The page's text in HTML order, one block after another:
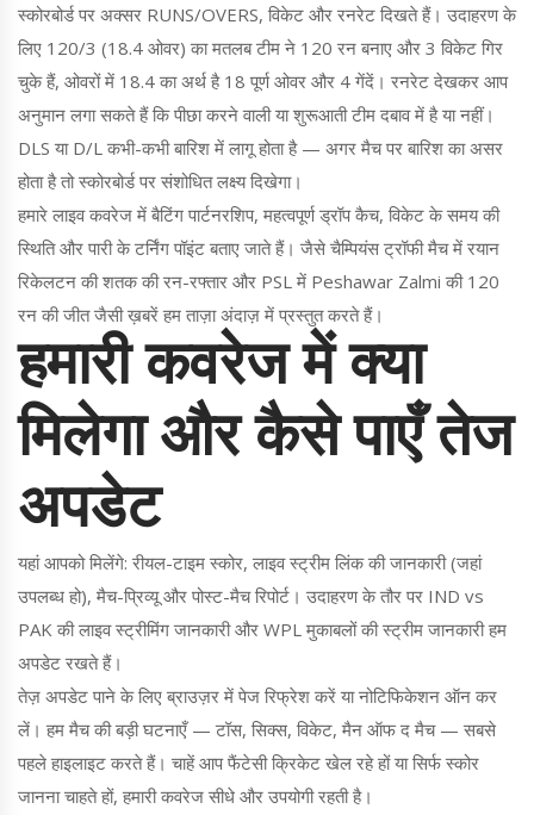
स्कोरबोर्ड पर अक्सर RUNS/OVERS, विकेट और रनरेट दिखते हैं। उदाहरण के
लिए 120/3 (18.4 ओवर) का मतलब टीम ने 120 रन बनाए और 3 विकेट गिर
चुके हैं, ओवरों में 18.4 का अर्थ है 18 पूर्ण ओवर और 4 गेंदें। रनरेट देखकर आप
अनुमान लगा सकते हैं कि पीछा करने वाली या शुरूआती टीम दबाव में है या नहीं।
DLS या D/L कभी-कभी बारिश में लागू होता है — अगर मैच पर बारिश का असर
होता है तो स्कोरबोर्ड पर संशोधित लक्ष्य दिखेगा।
हमारे लाइव कवरेज में बैटिंग पार्टनरशिप, महत्वपूर्ण ड्रॉप कैच, विकेट के समय की
स्थिति और पारी के टर्निंग पॉइंट बताए जाते हैं। जैसे चैम्पियंस ट्रॉफी मैच में रयान
रिकेलटन की शतक की रन-रफ्तार और PSL में Peshawar Zalmi की 120
रन की जीत जैसी ख़बरें हम ताज़ा अंदाज़ में प्रस्तुत करते हैं।
हमारी कवरेज में क्या
मिलेगा और कैसे पाएँ तेज
अपडेट
यहां आपको मिलेंगे: रीयल-टाइम स्कोर, लाइव स्ट्रीम लिंक की जानकारी (जहां
उपलब्ध हो), मैच-प्रिव्यू और पोस्ट-मैच रिपोर्ट। उदाहरण के तौर पर IND vs
PAK की लाइव स्ट्रीमिंग जानकारी और WPL मुकाबलों की स्ट्रीम जानकारी हम
अपडेट रखते हैं।
तेज़ अपडेट पाने के लिए ब्राउज़र में पेज रिफ्रेश करें या नोटिफिकेशन ऑन कर
लें। हम मैच की बड़ी घटनाएँ — टॉस, सिक्स, विकेट, मैन ऑफ द मैच — सबसे
पहले हाइलाइट करते हैं। चाहें आप फैंटेसी क्रिकेट खेल रहे हों या सिर्फ स्कोर
जानना चाहते हों, हमारी कवरेज सीधे और उपयोगी रहती है।